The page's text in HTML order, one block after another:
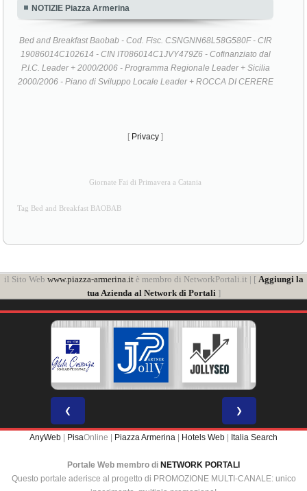
NOTIZIE Piazza Armerina
Bed and Breakfast Baobab - Cod. Fisc. CSNGNN68L58G580F - CIR
19086014C102614 - CIN IT086014C1JVY479Z6 - Cofinanziato dal
P.I.C. Leader + 2000/2006 - Programma Regionale Leader + Sicilia
2000/2006 - Piano di Sviluppo Locale Leader + ROCCA DI CERERE
[ Privacy ]
Giornate Fai di Primavera a Catania
Tag Bed and Breakfast BAOBAB
il Sito Web www.piazza-armerina.itè membro di NetworkPortali.it | [ Aggiungi la
tua Azienda al Network di Portali ]
❮ ❯
AnyWeb PisaOnline | Piazza Armerina Hotels Web Italia Search
Portale Web membro di NETWORK PORTALI
Questo portale aderisce al progetto di PROMOZIONE MULTI-CANALE: unico